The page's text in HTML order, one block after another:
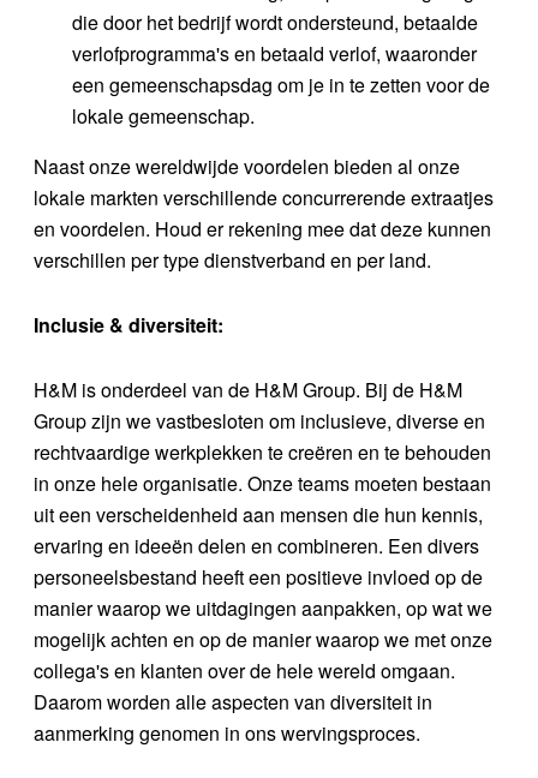
die door het bedrijf wordt ondersteund, betaalde
verlofprogramma's en betaald verlof, waaronder
een gemeenschapsdag om je in te zetten voor de
lokale gemeenschap.
Naast onze wereldwijde voordelen bieden al onze
lokale markten verschillende concurrerende extraatjes
en voordelen. Houd er rekening mee dat deze kunnen
verschillen per type dienstverband en per land.
Inclusie & diversiteit:
H&M is onderdeel van de H&M Group. Bij de H&M
Group zijn we vastbesloten om inclusieve, diverse en
rechtvaardige werkplekken te creëren en te behouden
in onze hele organisatie. Onze teams moeten bestaan
uit een verscheidenheid aan mensen die hun kennis,
ervaring en ideeën delen en combineren. Een divers
personeelsbestand heeft een positieve invloed op de
manier waarop we uitdagingen aanpakken, op wat we
mogelijk achten en op de manier waarop we met onze
collega's en klanten over de hele wereld omgaan.
Daarom worden alle aspecten van diversiteit in
aanmerking genomen in ons wervingsproces.